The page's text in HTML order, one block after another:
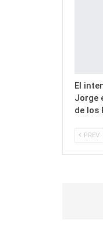
El
Jorge
de los
PREV